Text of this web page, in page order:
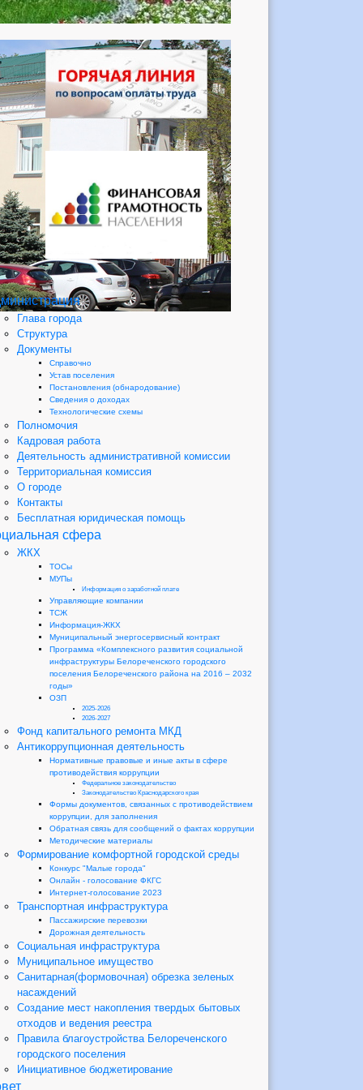
Глава города
Структура
Документы
Справочно
Устав поселения
Постановления (обнародование)
Сведения о доходах
Технологические схемы
Полномочия
Кадровая работа
Деятельность административной комиссии
Территориальная комиссия
О городе
Контакты
Бесплатная юридическая помощь
сфера
ЖКХ
ТОСы
МУПы
Информация о заработной плате
Управляющие компании
ТСЖ
Информация-ЖКХ
Муниципальный энергосервисный контракт
Программа «Комплексного развития социальной
инфраструктуры Белореченского городского
поселения Белореченского района на 2016 – 2032
годы»
ОЗП
2025-2026
2026-2027
Фонд капитального ремонта МКД
Антикоррупционная деятельность
Нормативные правовые и иные акты в сфере
противодействия коррупции
Федеральное законодательство
Законодательство Краснодарского края
Формы документов, связанных с противодействием
коррупции, для заполнения
Обратная связь для сообщений о фактах коррупции
Методические материалы
Формирование комфортной городской среды
Конкурс "Малые города"
Онлайн - голосование ФКГС
Интернет-голосование 2023
Транспортная инфраструктура
Пассажирские перевозки
Дорожная деятельность
Социальная инфраструктура
Муниципальное имущество
Санитарная(формовочная) обрезка зеленых
насаждений
Создание мест накопления твердых бытовых
отходов и ведения реестра
Правила благоустройства Белореченского
городского поселения
Инициативное бюджетирование